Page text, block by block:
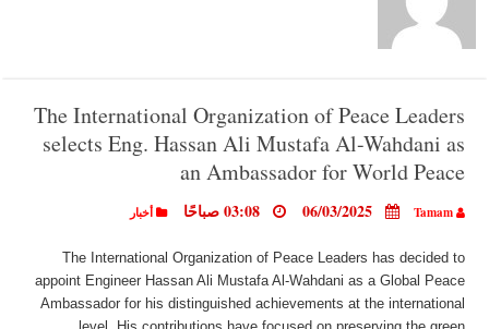
The International Organization of Peace Leaders
selects Eng. Hassan Ali Mustafa Al-Wahdani as
an Ambassador for World Peace
Tamam
06/03/2025 03:08 صباحًا أخبار
The International Organization of Peace Leaders has decided to
appoint Engineer Hassan Ali Mustafa Al-Wahdani as a Global Peace
Ambassador for his distinguished achievements at the international